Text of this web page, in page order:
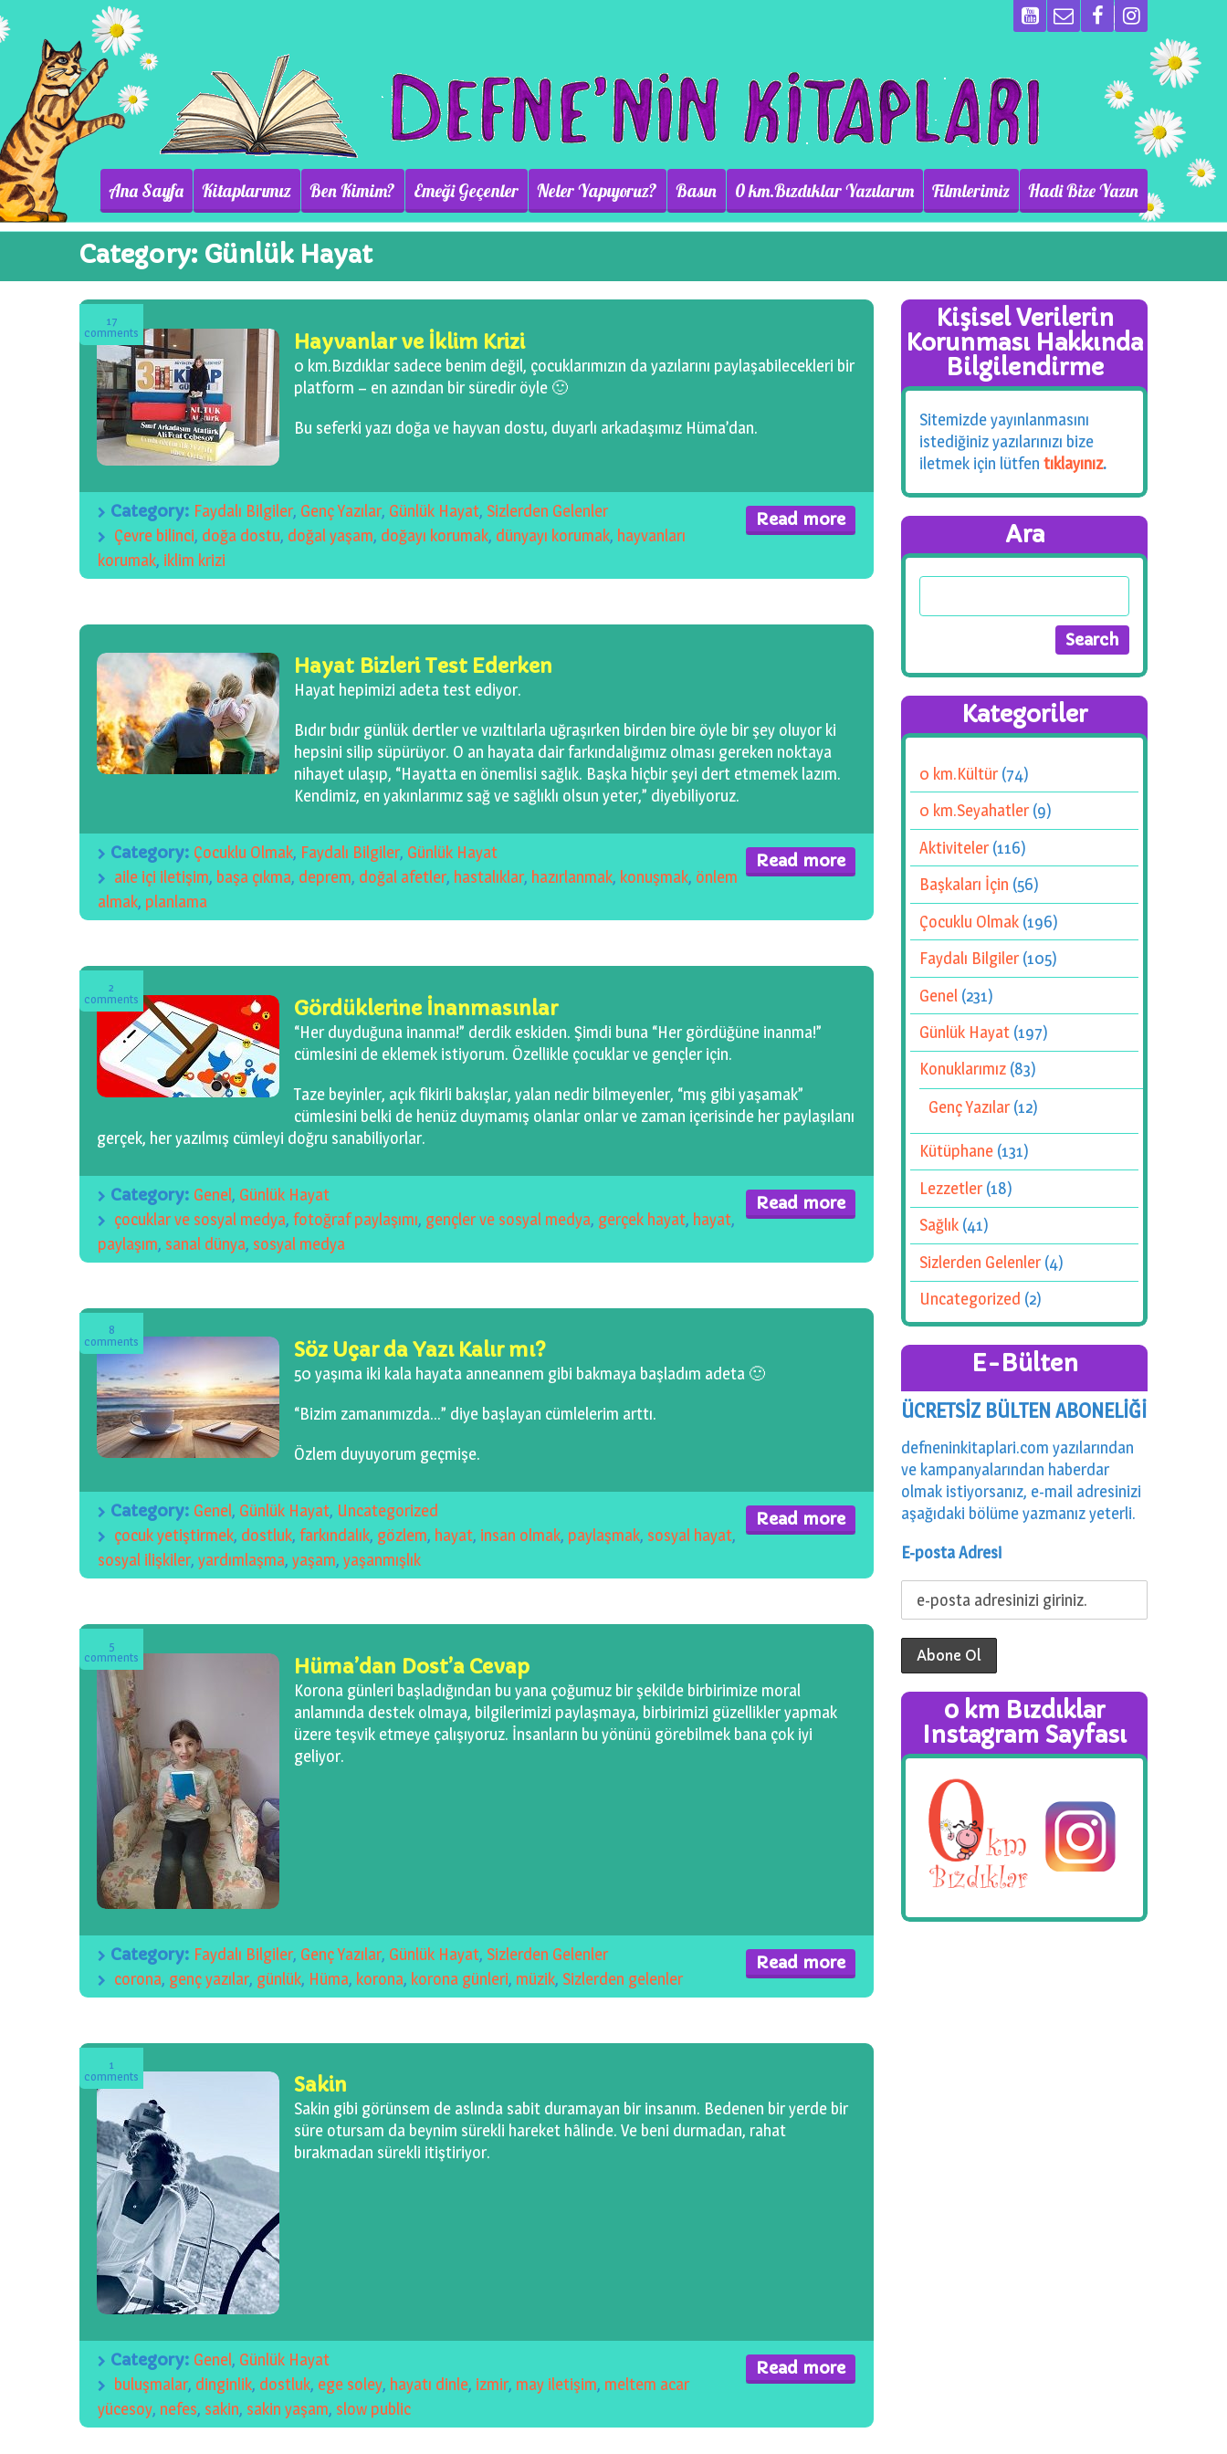
Ana Sayfa Kitaplarımız Ben Kimim? Emeği Geçenler Neler Yapıyoruz? Basın 0 km.Bızdıklar Yazılarım Filmlerimiz Hadi Bize Yazın
Category: Günlük Hayat
17
comments
Hayvanlar ve İklim Krizi
0 km.Bızdıklar sadece benim değil, çocuklarımızın da yazılarını paylaşabilecekleri bir
platform – en azından bir süredir öyle 🙂
Bu seferki yazı doğa ve hayvan dostu, duyarlı arkadaşımız Hüma’dan.
Read more
Category: Faydalı Bilgiler, Genç Yazılar, Günlük Hayat, Sizlerden Gelenler
Çevre bilinci, doğa dostu, doğal yaşam, doğayı korumak, dünyayı korumak, hayvanları
korumak, iklim krizi
Hayat Bizleri Test Ederken
Hayat hepimizi adeta test ediyor.
Bıdır bıdır günlük dertler ve vızıltılarla uğraşırken birden bire öyle bir şey oluyor ki
hepsini silip süpürüyor. O an hayata dair farkındalığımız olması gereken noktaya
nihayet ulaşıp, “Hayatta en önemlisi sağlık. Başka hiçbir şeyi dert etmemek lazım.
Kendimiz, en yakınlarımız sağ ve sağlıklı olsun yeter,” diyebiliyoruz.
Read more
Category: Çocuklu Olmak, Faydalı Bilgiler, Günlük Hayat
aile içi iletişim, başa çıkma, deprem, doğal afetler, hastalıklar, hazırlanmak, konuşmak, önlem
almak, planlama
2
comments
Gördüklerine İnanmasınlar
“Her duyduğuna inanma!” derdik eskiden. Şimdi buna “Her gördüğüne inanma!”
cümlesini de eklemek istiyorum. Özellikle çocuklar ve gençler için.
Taze beyinler, açık fikirli bakışlar, yalan nedir bilmeyenler, “mış gibi yaşamak”
cümlesini belki de henüz duymamış olanlar onlar ve zaman içerisinde her paylaşılanı
gerçek, her yazılmış cümleyi doğru sanabiliyorlar.
Read more
Category: Genel, Günlük Hayat
çocuklar ve sosyal medya, fotoğraf paylaşımı, gençler ve sosyal medya, gerçek hayat, hayat,
paylaşım, sanal dünya, sosyal medya
8
comments
Söz Uçar da Yazı Kalır mı?
50 yaşıma iki kala hayata anneannem gibi bakmaya başladım adeta 🙂
“Bizim zamanımızda…” diye başlayan cümlelerim arttı.
Özlem duyuyorum geçmişe.
Read more
Category: Genel, Günlük Hayat, Uncategorized
çocuk yetiştirmek, dostluk, farkındalık, gözlem, hayat, insan olmak, paylaşmak, sosyal hayat,
sosyal ilişkiler, yardımlaşma, yaşam, yaşanmışlık
5
comments
Hüma’dan Dost’a Cevap
Korona günleri başladığından bu yana çoğumuz bir şekilde birbirimize moral
anlamında destek olmaya, bilgilerimizi paylaşmaya, birbirimizi güzellikler yapmak
üzere teşvik etmeye çalışıyoruz. İnsanların bu yönünü görebilmek bana çok iyi
geliyor.
Read more
Category: Faydalı Bilgiler, Genç Yazılar, Günlük Hayat, Sizlerden Gelenler
corona, genç yazılar, günlük, Hüma, korona, korona günleri, müzik, Sizlerden gelenler
1
comments
Sakin
Sakin gibi görünsem de aslında sabit duramayan bir insanım. Bedenen bir yerde bir
süre otursam da beynim sürekli hareket hâlinde. Ve beni durmadan, rahat
bırakmadan sürekli itiştiriyor.
Read more
Category: Genel, Günlük Hayat
buluşmalar, dinginlik, dostluk, ege soley, hayatı dinle, izmir, may iletişim, meltem acar
yücesoy, nefes, sakin, sakin yaşam, slow public
Kişisel Verilerin
Korunması Hakkında
Bilgilendirme
Sitemizde yayınlanmasını
istediğiniz yazılarınızı bize
iletmek için lütfen tıklayınız.
Ara
Kategoriler
0 km.Kültür(74)
0 km.Seyahatler(9)
Aktiviteler(116)
Başkaları İçin (56)
Çocuklu Olmak (196)
Faydalı Bilgiler(105)
Genel (231)
Günlük Hayat (197)
Konuklarımız (83)
Genç Yazılar(12)
Kütüphane (131)
Lezzetler(18)
Sağlık (41)
Sizlerden Gelenler(4)
Uncategorized (2)
E-Bülten
ÜCRETSİZ BÜLTEN ABONELİĞİ
defneninkitaplari.com yazılarından
ve kampanyalarından haberdar
olmak istiyorsanız, e-mail adresinizi
aşağıdaki bölüme yazmanız yeterli.
E-posta Adresi
0 km Bızdıklar
Instagram Sayfası